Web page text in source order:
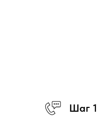
Шаг 1